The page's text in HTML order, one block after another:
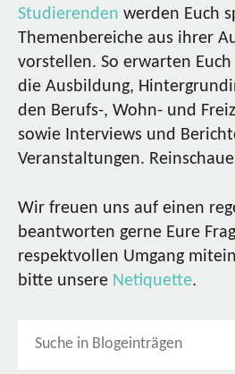
Studierenden werden Euch
Themenbereiche aus ihrer
vorstellen. So erwarten
die Ausbildung,
den Berufs-, Wohn- und
sowie Interviews und
Veranstaltungen.
Wir freuen uns auf einen
beantworten gerne Eure
respektvollen Umgang
bitte unsere Netiquette.